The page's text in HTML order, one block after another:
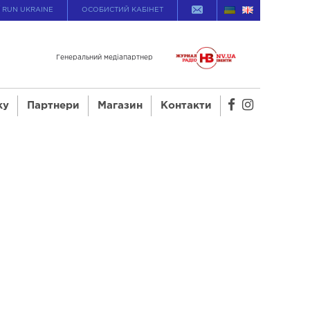
RUN UKRAINE ОСОБИСТИЙ КАБІНЕТ
Генеральний медіапартнер
Партнери Магазин Контакти